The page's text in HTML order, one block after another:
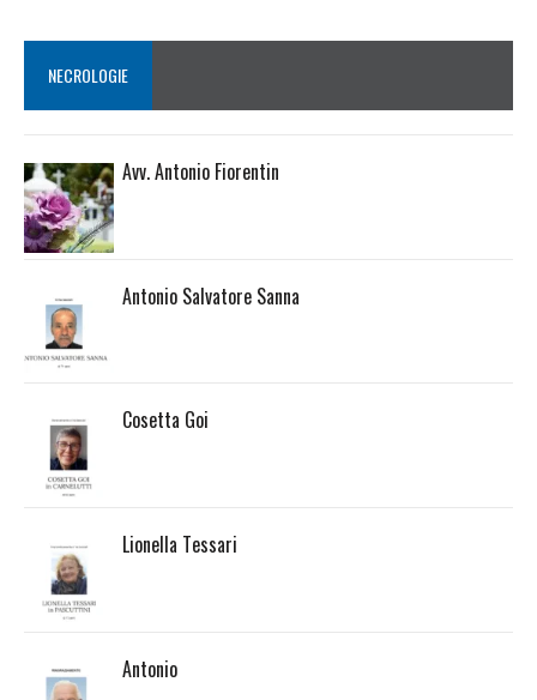
NECROLOGIE
Avv. Antonio Fiorentin
Antonio Salvatore Sanna
Cosetta Goi
Lionella Tessari
Antonio